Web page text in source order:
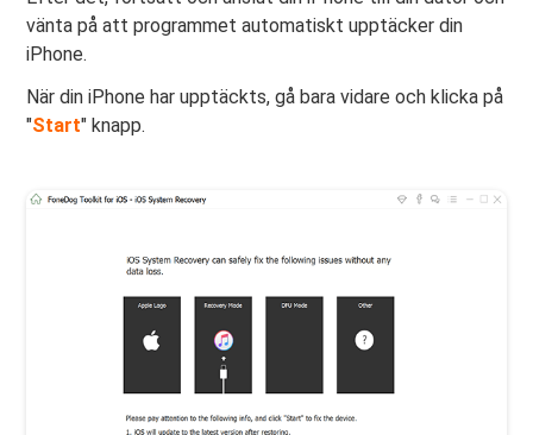
vänta på att programmet automatiskt upptäcker din
iPhone.
När din iPhone har upptäckts, gå bara vidare och klicka på
"Start" knapp.